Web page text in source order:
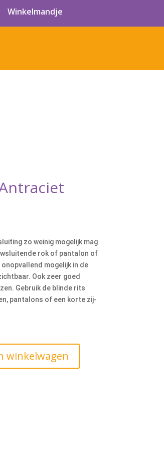
Winkelmandje
zo weinig mogelijk mag
rok of pantalon of
mogelijk in de
Ook zeer goed
Gebruik de blinde rits
pantalons of een korte zij-
winkelwagen